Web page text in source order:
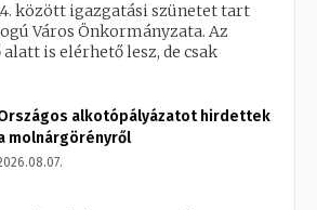
között igazgatási szünetet tart
Város Önkormányzata. Az
is elérhető lesz, de csak
alkotópályázatot hirdettek
molnárgörényről